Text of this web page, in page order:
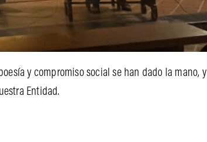
y compromiso social se han dado la mano, y
Entidad.